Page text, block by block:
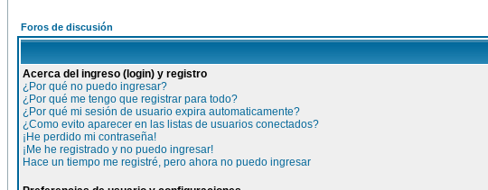
Foros de discusión
Acerca del ingreso (login) y registro
¿Por qué no puedo ingresar?
¿Por qué me tengo que registrar para todo?
¿Por qué mi sesión de usuario expira automaticamente?
¿Como evito aparecer en las listas de usuarios conectados?
¡He perdido mi contraseña!
¡Me he registrado y no puedo ingresar!
Hace un tiempo me registré, pero ahora no puedo ingresar